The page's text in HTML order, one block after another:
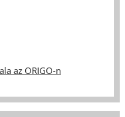
az ORIGO-n